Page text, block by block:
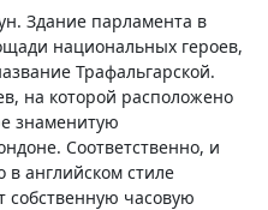
Здание парламента в
национальных героев,
Трафальгарской.
на которой расположено
знаменитую
Соответственно, и
в английском стиле
собственную часовую